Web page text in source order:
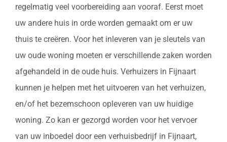
regelmatig veel voorbereiding aan vooraf. Eerst moet
uw andere huis in orde worden gemaakt om er uw
thuis te creëren. Voor het inleveren van je sleutels van
uw oude woning moeten er verschillende zaken worden
afgehandeld in de oude huis. Verhuizers in Fijnaart
kunnen je helpen met het uitvoeren van het verhuizen,
en/of het bezemschoon opleveren van uw huidige
woning. Zo kan er gezorgd worden voor het vervoer
van uw inboedel door een verhuisbedrijf in Fijnaart,